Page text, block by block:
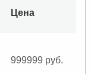
Цена
999999 руб.